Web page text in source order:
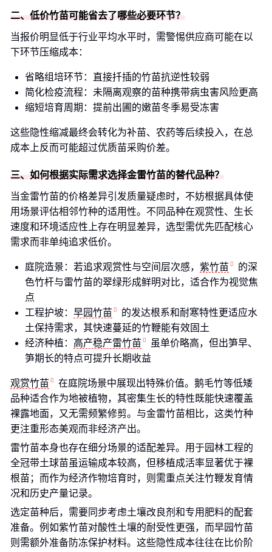
二、低价竹苗可能省去了哪些必要环节？
当报价明显低于行业平均水平时，需警惕供应商可能在以
下环节压缩成本：
省略组培环节：直接扦插的竹苗抗逆性较弱
简化检疫流程：未隔离观察的苗种携带病虫害风险更高
缩短培育周期：提前出圃的嫩苗冬季易受冻害
这些隐性缩减最终会转化为补苗、农药等后续投入，在总
成本上反而可能超过优质苗采购价差。
三、如何根据实际需求选择金雷竹苗的替代品种？
当金雷竹苗的价格差异引发质量疑虑时，不妨根据具体使
用场景评估相邻竹种的适用性。不同品种在观赏性、生长
速度和环境适应性上存在明显差异，选型需优先匹配核心
需求而非单纯追求低价。
庭院造景：若追求观赏性与空间层次感， 紫竹苗
的深
色竹杆与雷竹苗的翠绿形成鲜明对比，适合作为视觉焦
点
工程护坡： 早园竹苗
的发达根系和耐寒特性更适应水
土保持需求，其快速蔓延的竹鞭能有效固土
经济种植： 高产稳产雷竹苗
虽单价略高，但出笋早、
笋期长的特点可提升长期收益
观赏竹苗
在庭院场景中展现出特殊价值。鹅毛竹等低矮
品种适合作为地被植物，其密集生长的特性既能快速覆盖
裸露地面，又无需频繁修剪。与金雷竹苗相比，这类竹种
更注重形态美观而非经济产出。
雷竹苗本身也存在细分场景的适配差异。用于园林工程的
全冠带土球苗虽运输成本较高，但移植成活率显著优于裸
根苗；而作为经济作物培育时，则需重点关注竹鞭发育情
况和历史产量记录。
选定苗种后，需要同步考虑土壤改良剂和专用肥料的配套
准备。例如紫竹苗对酸性土壤的耐受性更强，而早园竹苗
则需额外准备防冻保护材料。这些隐性成本往往在比价阶